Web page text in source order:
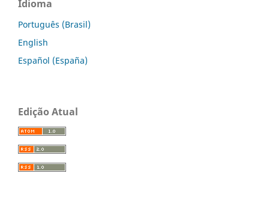
Idioma
Português (Brasil)
English
Español (España)
Edição Atual